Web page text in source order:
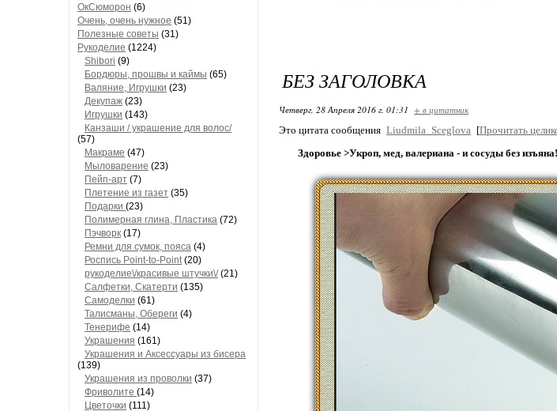
ОкСюморон (6)
Очень, очень нужное (51)
Полезные советы (31)
Рукоделие (1224)
Shibori (9)
Бордюры, прошвы и каймы (65)
Валяние, Игрушки (23)
Декупаж (23)
Игрушки (143)
Канзаши / украшение для волос/
(57)
Макраме (47)
Мыловарение (23)
Пейп-арт (7)
Плетение из газет (35)
Подарки (23)
Полимерная глина, Пластика (72)
Пэчворк (17)
Ремни для сумок, пояса (4)
Роспись Point-to-Point(20)
рукоделиe\/красивые штучки\/(21)
Салфетки, Скатерти (135)
Самоделки (61)
Талисманы, Обереги (4)
Тенерифе (14)
Украшения (161)
Украшения и Аксессуары из бисера
(139)
Украшения из проволки (37)
Фриволите (14)
Цветочки (111)
БЕЗ ЗАГОЛОВКА
Четверг, 28 Апреля 2016 г. 01:31 + в цитатник
Это цитата сообщения Liudmila_Sceglova [Прочитать
Здоровье >Укроп, мед, валериана - и сосуды без изъяна!